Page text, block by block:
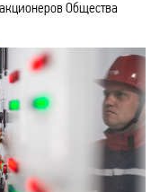
Общества